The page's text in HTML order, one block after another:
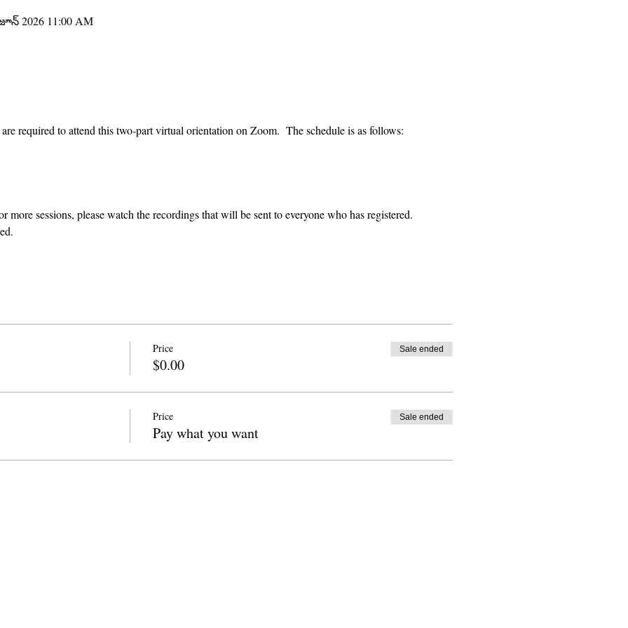
2026 11:00 AM
required to attend this two-part virtual orientation on Zoom.  The schedule is as follows:
more sessions, please watch the recordings that will be sent to everyone who has registered.
Price
$0.00
Sale ended
Price
Pay what you want
Sale ended